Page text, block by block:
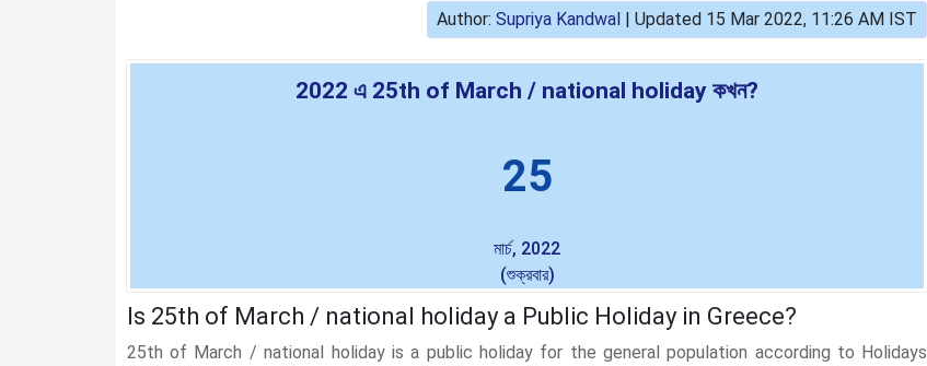
Author:Supriya Kandwal |Updated 15 Mar 2022, 11:26 AM IST
2022 এ 25th of March / national holiday কখন?
25
মার্চ, 2022
(শুক্রবার)
Is 25th of March / national holiday a Public Holiday in Greece?
25th of March / national holiday is a public holiday for the general population according to Holidays